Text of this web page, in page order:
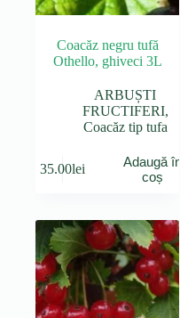
Coacăz negru tufă
Othello, ghiveci 3L
ARBUȘTI
FRUCTIFERI,
Coacăz tip tufa
35.00lei
Adaugă în
coș